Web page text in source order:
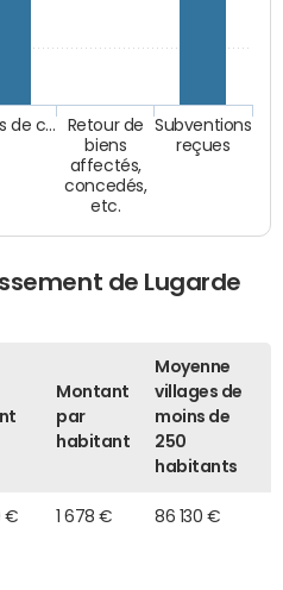
de c…
Retour de
biens
affectés,
concedés,
etc.
Subventions
reçues
de Lugarde
Montant
par
habitant
Moyenne
villages de
moins de
250
habitants
€ 1 678 € 86 130 €